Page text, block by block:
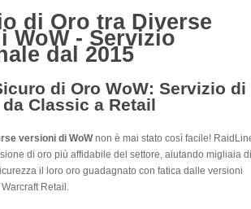
di Oro tra Diverse
WoW - Servizio
dal 2015
di Oro WoW: Servizio di
Classic a Retail
versioni di WoWnon è mai stato così facile!
di oro più affidabile del settore, aiutando migliaia di
il loro oro guadagnato con fatica dalle versioni
Retail.